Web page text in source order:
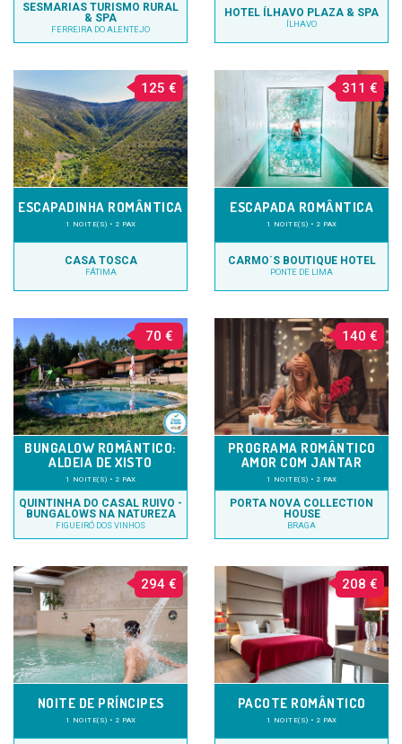
SESMARIAS TURISMO RURAL
& SPA
FERREIRA DO ALENTEJO
HOTEL ÍLHAVO PLAZA & SPA
ÍLHAVO
125 €
ESCAPADINHA ROMÂNTICA
1 NOITE(S) • 2 PAX
CASA TOSCA
FÁTIMA
311 €
ESCAPADA ROMÂNTICA
1 NOITE(S) • 2 PAX
CARMO´S BOUTIQUE HOTEL
PONTE DE LIMA
70 €
BUNGALOW ROMÂNTICO:
ALDEIA DE XISTO
1 NOITE(S) • 2 PAX
QUINTINHA DO CASAL RUIVO -
BUNGALOWS NA NATUREZA
FIGUEIRÓ DOS VINHOS
140 €
PROGRAMA ROMÂNTICO
AMOR COM JANTAR
1 NOITE(S) • 2 PAX
PORTA NOVA COLLECTION
HOUSE
BRAGA
294 €
NOITE DE PRÍNCIPES
1 NOITE(S) • 2 PAX
208 €
PACOTE ROMÂNTICO
1 NOITE(S) • 2 PAX